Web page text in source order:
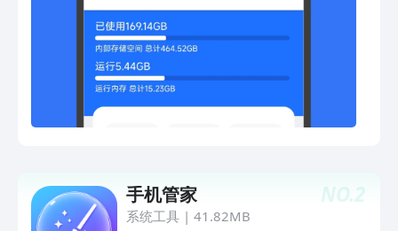
NO.2
手机管家
系统工具| 41.82MB